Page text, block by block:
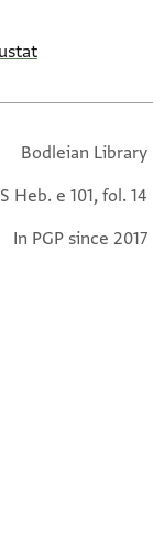
Bodleian Library
Heb. e 101, fol. 14
In PGP since 2017